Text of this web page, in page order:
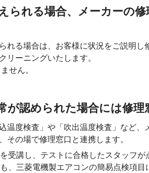
られる場合、メーカーの修
れる場合は、お客様に状況をご説明し
リーニングいたします。
せん。
が認められた場合には修理
温度検査」や「吹出温度検査」など、
その場で修理窓口と連携します。
受講し、テストに合格したスタッフが
、三菱電機製エアコンの簡易点検項目